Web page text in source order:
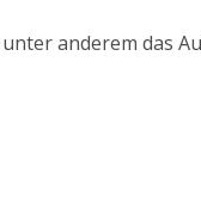
anderem das